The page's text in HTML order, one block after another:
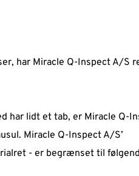
har Miracle Q-Inspect A/S
lidt et tab, er Miracle Q-
Miracle Q-Inspect A/S’
- er begrænset til